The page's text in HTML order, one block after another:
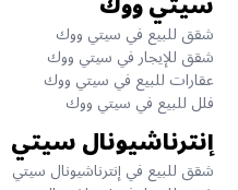
شقق للبيع في سيتي ووك
شقق للإيجار في سيتي ووك
عقارات للبيع في سيتي ووك
فلل للبيع في سيتي ووك
إنترناشيونال سيتي
شقق للبيع في إنترناشيونال سيتي